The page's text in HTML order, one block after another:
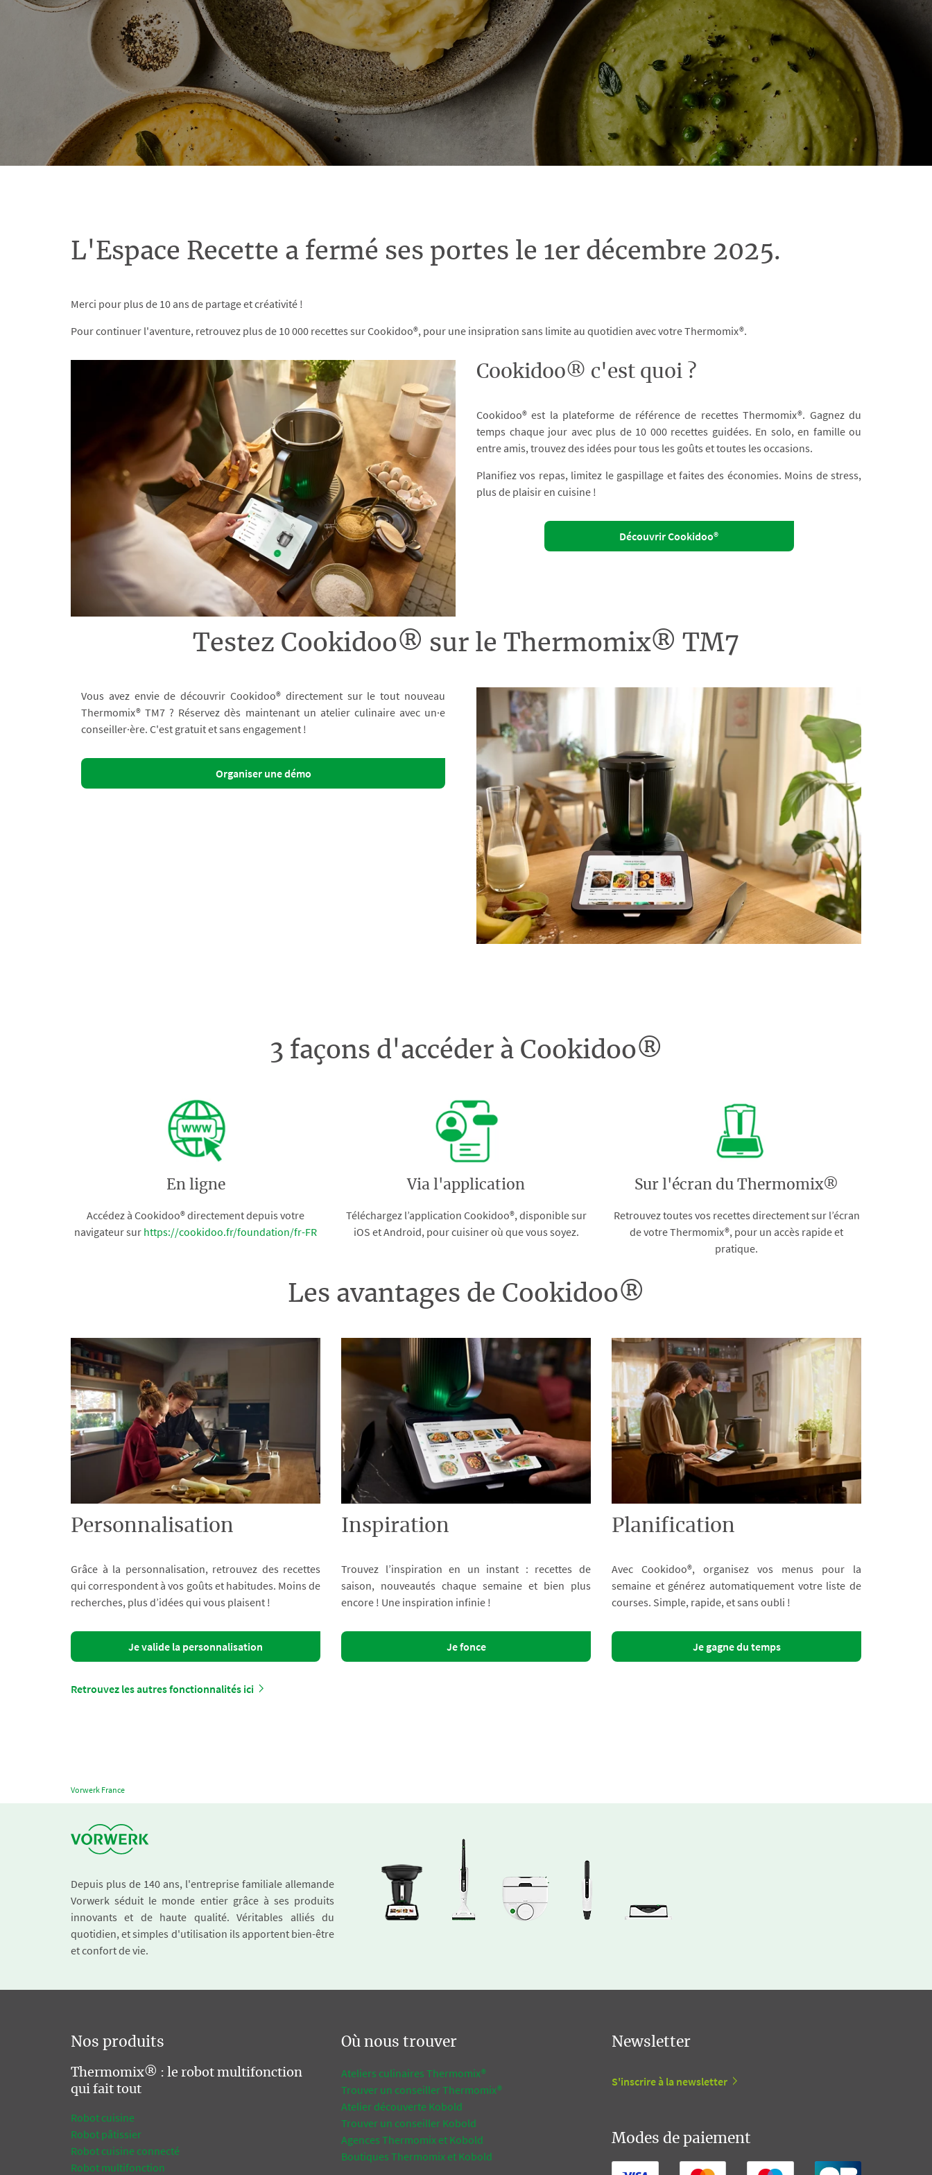
L'Espace Recette a fermé ses portes le 1er décembre 2025.
Merci pour plus de 10 ans de partage et créativité !
Pour continuer l'aventure, retrouvez plus de 10 000 recettes sur Cookidoo®, pour une insipration sans limite au quotidien avec votre Thermomix®.
Cookidoo® c'est quoi ?
Cookidoo® est la plateforme de référence de recettes Thermomix®. Gagnez du
temps chaque jour avec plus de 10 000 recettes guidées. En solo, en famille ou
entre amis, trouvez des idées pour tous les goûts et toutes les occasions.
Planifiez vos repas, limitez le gaspillage et faites des économies. Moins de stress,
plus de plaisir en cuisine !
Découvrir Cookidoo®
Testez Cookidoo® sur le Thermomix® TM7
Vous avez envie de découvrir Cookidoo® directement sur le tout nouveau
Thermomix® TM7 ? Réservez dès maintenant un atelier culinaire avec un·e
conseiller·ère. C'est gratuit et sans engagement !
Organiser une démo
3 façons d'accéder à Cookidoo®
En ligne
Accédez à Cookidoo® directement depuis votre
navigateur sur https://cookidoo.fr/foundation/fr-FR
Via l'application
Téléchargez l’application Cookidoo®, disponible sur
iOS et Android, pour cuisiner où que vous soyez.
Sur l'écran du Thermomix®
Retrouvez toutes vos recettes directement sur l’écran
de votre Thermomix®, pour un accès rapide et
pratique.
Les avantages de Cookidoo®
Personnalisation
Grâce à la personnalisation, retrouvez des recettes
qui correspondent à vos goûts et habitudes. Moins de
recherches, plus d’idées qui vous plaisent !
Je valide la personnalisation
Inspiration
Trouvez l’inspiration en un instant : recettes de
saison, nouveautés chaque semaine et bien plus
encore ! Une inspiration infinie !
Je fonce
Planification
Avec Cookidoo®, organisez vos menus pour la
semaine et générez automatiquement votre liste de
courses. Simple, rapide, et sans oubli !
Je gagne du temps
Retrouvez les autres fonctionnalités ici
Vorwerk France
Depuis plus de 140 ans, l'entreprise familiale allemande
Vorwerk séduit le monde entier grâce à ses produits
innovants et de haute qualité. Véritables alliés du
quotidien, et simples d'utilisation ils apportent bien-être
et confort de vie.
Nos produits
Thermomix® : le robot multifonction
qui fait tout
Robot cuisine
Robot pâtissier
Robot cuisine connecté
Robot multifonction
Où nous trouver
Ateliers culinaires Thermomix®
Trouver un conseiller Thermomix®
Atelier découverte Kobold
Trouver un conseiller Kobold
Agences Thermomix et Kobold
Boutiques Thermomix et Kobold
Newsletter
S'inscrire à la newsletter
Modes de paiement